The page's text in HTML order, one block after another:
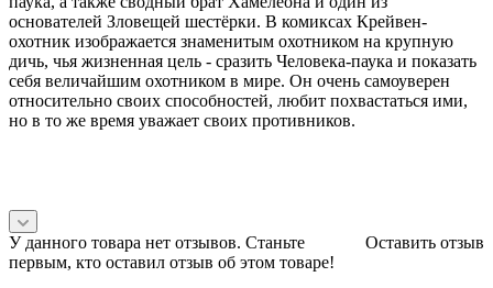
основателей Зловещей шестёрки. В комиксах Крейвен-
охотник изображается знаменитым охотником на крупную
дичь, чья жизненная цель - сразить Человека-паука и показать
себя величайшим охотником в мире. Он очень самоуверен
относительно своих способностей, любит похвастаться ими,
но в то же время уважает своих противников.
Оставить отзыв
У данного товара нет отзывов. Станьте
первым, кто оставил отзыв об этом товаре!